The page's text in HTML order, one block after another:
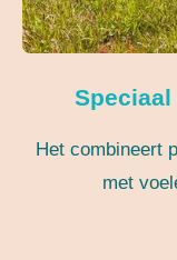
Het combineert
met